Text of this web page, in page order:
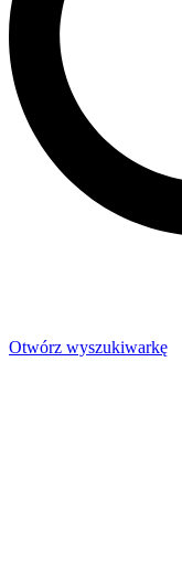
Otwórz wyszukiwarkę